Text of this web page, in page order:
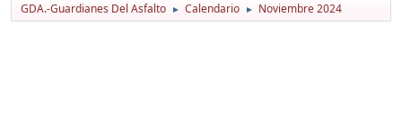
GDA.-Guardianes Del Asfalto ► Calendario ► Noviembre 2024